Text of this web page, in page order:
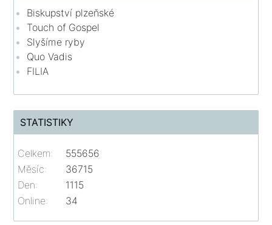
Biskupství plzeňské
Touch of Gospel
Slyšíme ryby
Quo Vadis
FILIA
STATISTIKY
Online: 34
Celkem:
555656
Měsíc:
36715
Den:
1115